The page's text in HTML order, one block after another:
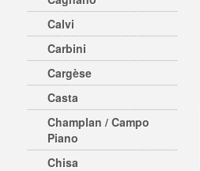
Calvi
Carbini
Cargèse
Casta
Champlan / Campo
Piano
Chisa